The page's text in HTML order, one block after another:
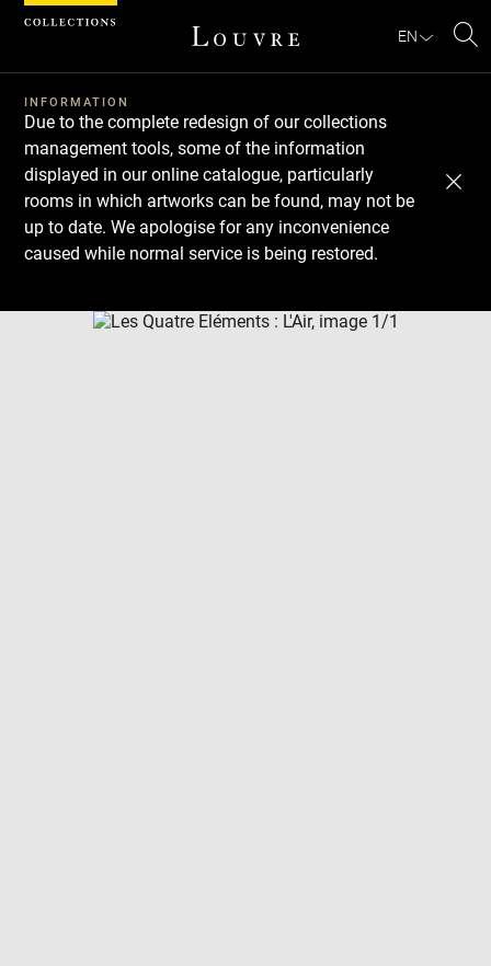
EN
INFORMATION
Due to the complete redesign of our collections
management tools, some of the information
displayed in our online catalogue, particularly
rooms in which artworks can be found, may not be
up to date. We apologise for any inconvenience
caused while normal service is being restored.
Download
Next
Previous
Cookies management panel